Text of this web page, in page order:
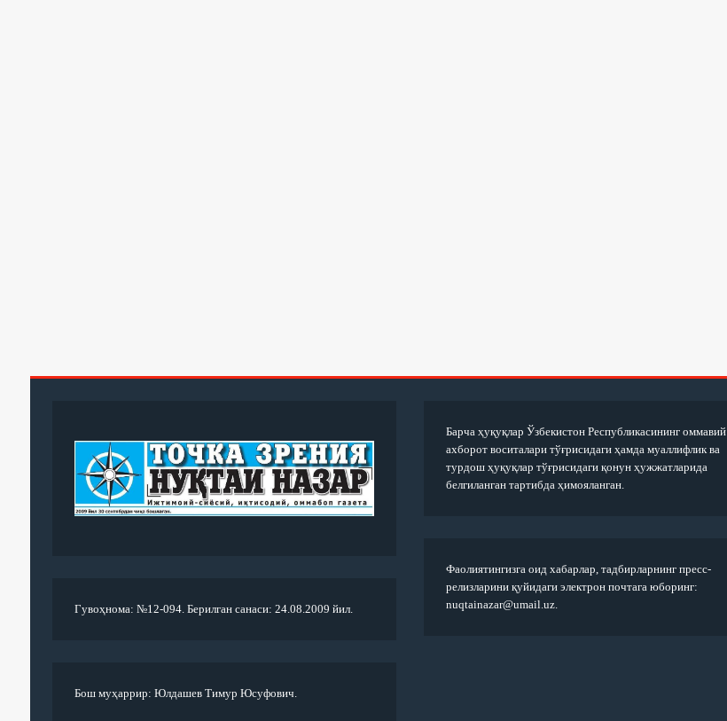
Гувоҳнома: №12-094. Берилган санаси: 24.08.2009 йил.
Бош муҳаррир: Юлдашев Тимур Юсуфович.
Барча ҳуқуқлар Ўзбекистон Республикасининг оммавий
ахборот воситалари тўғрисидаги ҳамда муаллифлик ва
турдош ҳуқуқлар тўғрисидаги қонун ҳужжатларида
белгиланган тартибда ҳимояланган.
Фаолиятингизга оид хабарлар, тадбирларнинг пресс-
релизларини қуйидаги электрон почтага юборинг:
nuqtainazar@umail.uz.